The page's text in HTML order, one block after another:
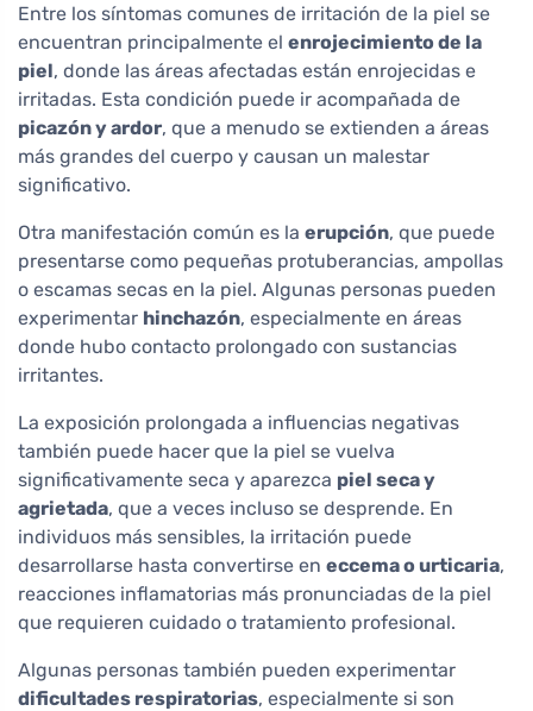
Entre los síntomas comunes de irritación de la piel se
encuentran principalmente el enrojecimiento de la
piel, donde las áreas afectadas están enrojecidas e
irritadas. Esta condición puede ir acompañada de
picazón y ardor, que a menudo se extienden a áreas
más grandes del cuerpo y causan un malestar
significativo.
Otra manifestación común es la erupción, que puede
presentarse como pequeñas protuberancias, ampollas
o escamas secas en la piel. Algunas personas pueden
experimentar hinchazón, especialmente en áreas
donde hubo contacto prolongado con sustancias
irritantes.
La exposición prolongada a influencias negativas
también puede hacer que la piel se vuelva
significativamente seca y aparezca piel seca y
agrietada, que a veces incluso se desprende. En
individuos más sensibles, la irritación puede
desarrollarse hasta convertirse en eccema o urticaria,
reacciones inflamatorias más pronunciadas de la piel
que requieren cuidado o tratamiento profesional.
Algunas personas también pueden experimentar
dificultades respiratorias, especialmente si son